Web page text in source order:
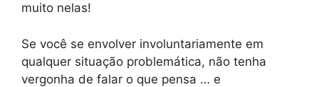
muito nelas!
Se você se envolver involuntariamente em
qualquer situação problemática, não tenha
vergonha de falar o que pensa … e